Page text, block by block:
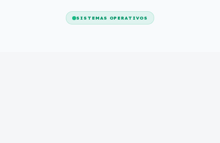
SISTEMAS OPERATIVOS